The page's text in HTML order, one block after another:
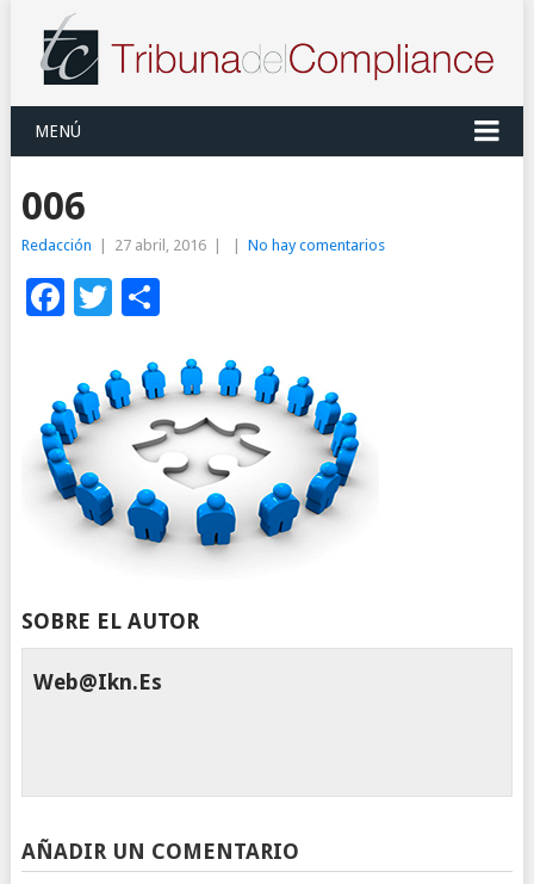
MENÚ
006
Redacción 27 abril, 2016 No hay comentarios
Facebook
Twitter
Compartir
SOBRE EL AUTOR
Web@ikn.es
AÑADIR UN COMENTARIO